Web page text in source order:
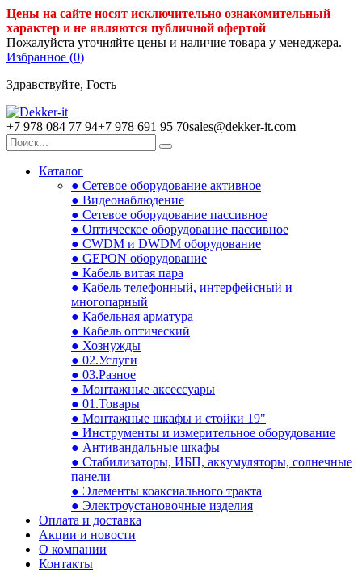
Цены на сайте носят исключительно ознакомительный
характер и не являются публичной офертой
Пожалуйста уточняйте цены и наличие товара у менеджера.
Избранное (0)
Здравствуйте, Гость
+7 978 084 77 94+7 978 691 95 70sales@dekker-it.com
Каталог
● Сетевое оборудование активное
● Видеонаблюдение
● Сетевое оборудование пассивное
● Оптическое оборудование пассивное
● CWDM и DWDM оборудование
● GEPON оборудование
● Кабель витая пара
● Кабель телефонный, интерфейсный и
многопарный
● Кабельная арматура
● Кабель оптический
● Хознужды
● 02.Услуги
● 03.Разное
● Монтажные аксессуары
● 01.Товары
● Монтажные шкафы и стойки 19"
● Инструменты и измерительное оборудование
● Антивандальные шкафы
● Стабилизаторы, ИБП, аккумуляторы, солнечные
панели
● Элементы коаксиального тракта
● Электроустановочные изделия
Оплата и доставка
Акции и новости
О компании
Контакты